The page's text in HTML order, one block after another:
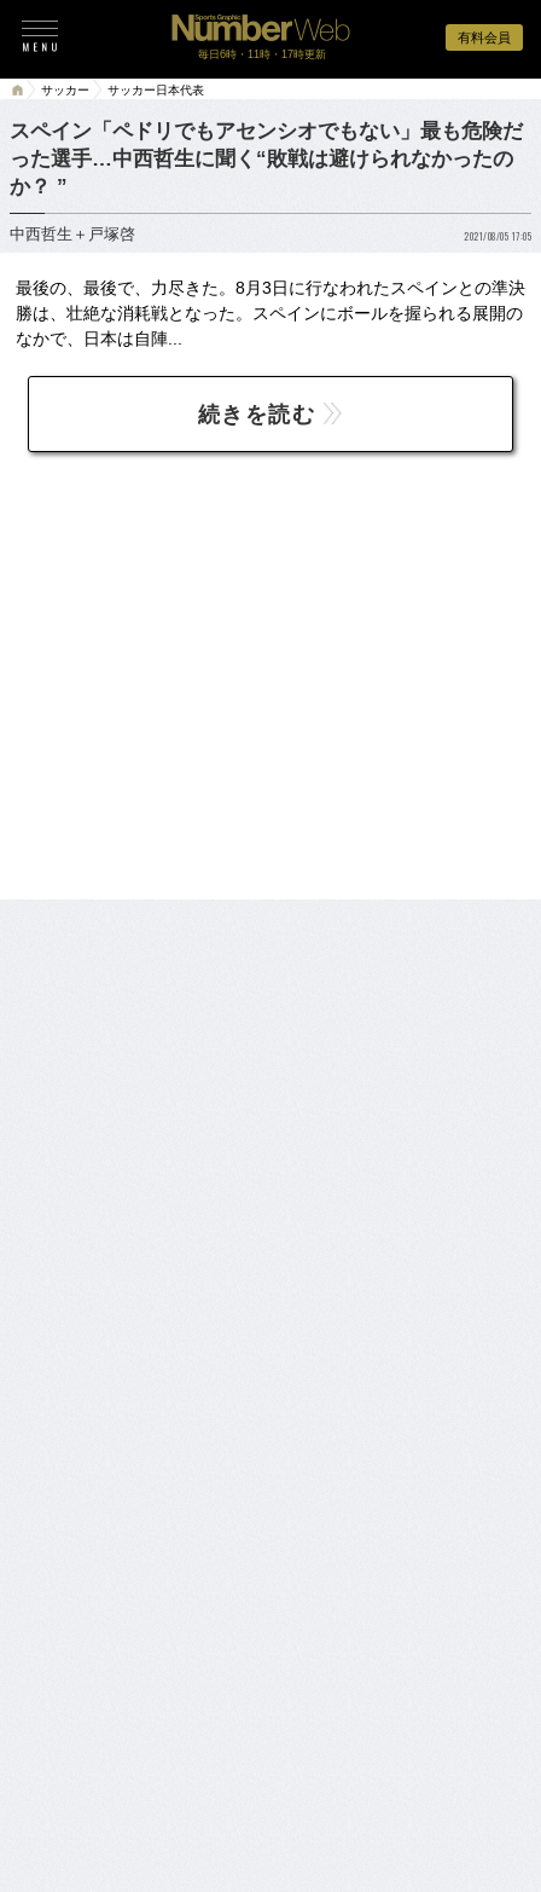
有料会員
毎日6時・11時・17時更新
サッカー サッカー日本代表
スペイン「ペドリでもアセンシオでもない」最も危険だ
った選手…中西哲生に聞く“敗戦は避けられなかったの
か？ ”
中西哲生＋戸塚啓 2021/08/05 17:05
最後の、最後で、力尽きた。8月3日に行なわれたスペインとの準決
勝は、壮絶な消耗戦となった。スペインにボールを握られる展開の
なかで、日本は自陣...
続きを読む